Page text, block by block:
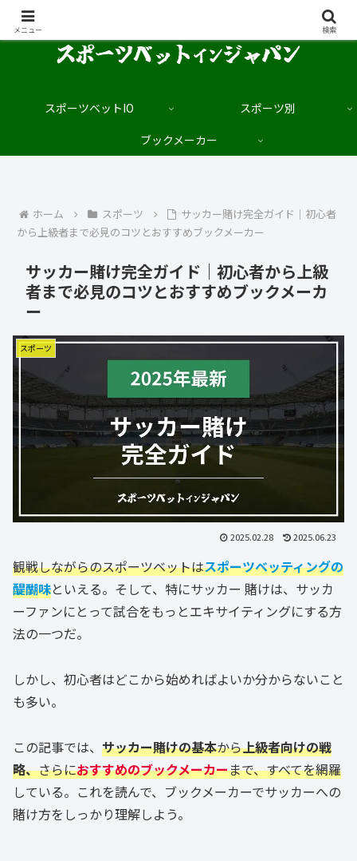
スポーツベットIO
スポーツ別
ブックメーカー
ホーム スポーツ
サッカー賭け完全ガイド｜初心者
から上級者まで必見のコツとおすすめブックメーカー
サッカー賭け完全ガイド｜初心者から上級
者まで必見のコツとおすすめブックメーカ
ー
スポーツ
2025.02.28 2025.06.23
観戦しながらのスポーツベットはスポーツベッティングの
醍醐味といえる。そして、特にサッカー 賭けは、サッカ
ーファンにとって試合をもっとエキサイティングにする方
法の一つだ。
しかし、初心者はどこから始めればよいか分からないこと
も多い。
この記事では、 サッカー賭けの基本から上級者向けの戦
略、さらにおすすめのブックメーカーまで、すべてを網羅
している。これを読んで、ブックメーカーでサッカーへの
賭け方をしっかり理解しよう。
メニュー 検索